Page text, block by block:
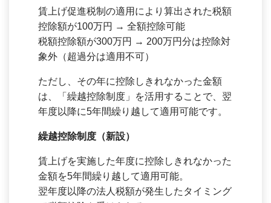
賃上げ促進税制の適用により算出された税額
控除額が100万円 → 全額控除可能
税額控除額が300万円 → 200万円分は控除対
象外（超過分は適用不可）
ただし、その年に控除しきれなかった金額
は、「繰越控除制度」を活用することで、翌
年度以降に5年間繰り越して適用可能です。
繰越控除制度（新設）
賃上げを実施した年度に控除しきれなかった
金額を5年間繰り越して適用可能。
翌年度以降の法人税額が発生したタイミング